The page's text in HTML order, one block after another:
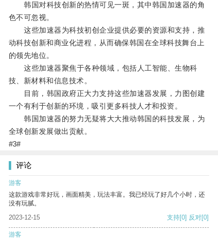
韩国对科技创新的热情可见一斑，其中韩国加速器的角
色不可忽视。
这些加速器为科技初创企业提供必要的资源和支持，推
动科技创新和商业化进程，从而确保韩国在全球科技舞台上
的领先地位。
这些加速器聚焦于各种领域，包括人工智能、生物科
技、新材料和信息技术。
目前，韩国政府正大力支持这些加速器发展，力图创建
一个有利于创新的环境，吸引更多科技人才和投资。
韩国加速器的努力无疑将大大推动韩国的科技发展，为
全球创新发展做出贡献。
#3#
评论
游客
这款游戏非常好玩，画面精美，玩法丰富。我已经玩了好几个小时，还
没有玩腻。
2023-12-15
支持[0] 反对[0]
游客